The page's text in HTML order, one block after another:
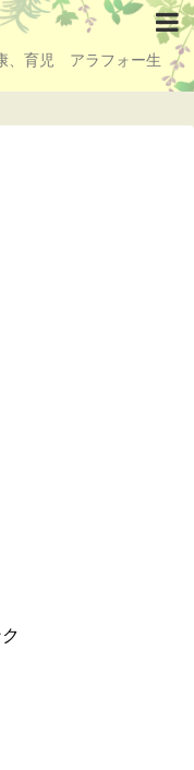
、育児 アラフォー生